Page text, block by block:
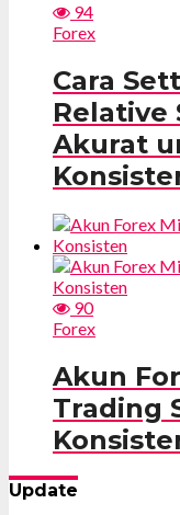
94
Forex
Cara
Relative
Akurat
90
Forex
Akun
Trading
Update